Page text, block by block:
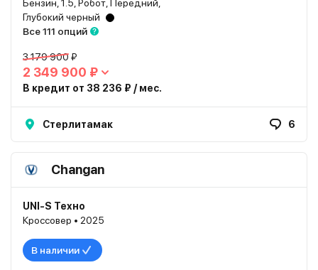
Бензин, 1.5, Робот, Передний,
Глубокий черный
Все 111 опций
3 179 900 ₽
2 349 900 ₽
В кредит от 38 236 ₽ / мес.
Стерлитамак 6
Changan
UNI-S Техно
Кроссовер • 2025
В наличии